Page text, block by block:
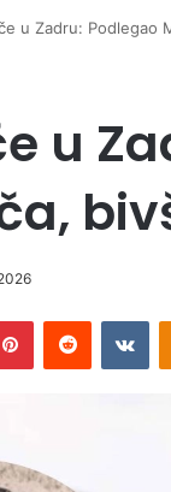
u Zadru: Podlegao
u